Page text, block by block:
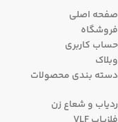
صفحه اصلی
فروشگاه
حساب کاربری
وبلاک
دسته بندی محصولات
ردیاب و شعاع زن